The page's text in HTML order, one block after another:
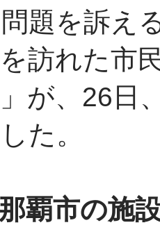
題を訴え
訪れた市
が、26日
た。
覇市の施